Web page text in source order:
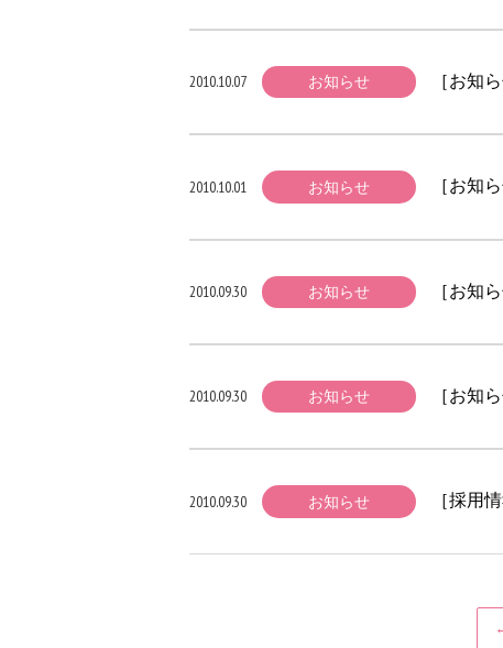
2010.10.07 お知らせ ［お知
2010.10.01 お知らせ ［お知
2010.09.30 お知らせ ［お知
2010.09.30 お知らせ ［お知
2010.09.30 お知らせ ［採用